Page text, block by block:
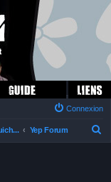
Connexion
Yep Forum